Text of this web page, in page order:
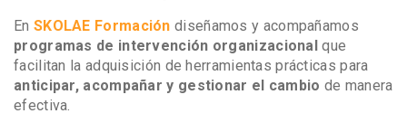
En SKOLAE Formación diseñamos y acompañamos
programas de intervención organizacional que
facilitan la adquisición de herramientas prácticas para
anticipar, acompañar y gestionar el cambio de manera
efectiva.